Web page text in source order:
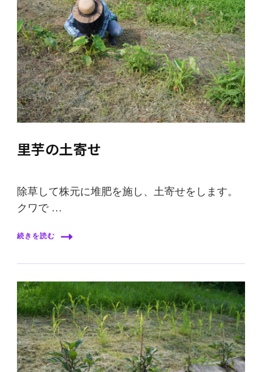
里芋の土寄せ
除草して株元に堆肥を施し、土寄せをします。
クワで …
続きを読む